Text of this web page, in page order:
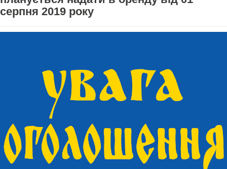
серпня 2019 року